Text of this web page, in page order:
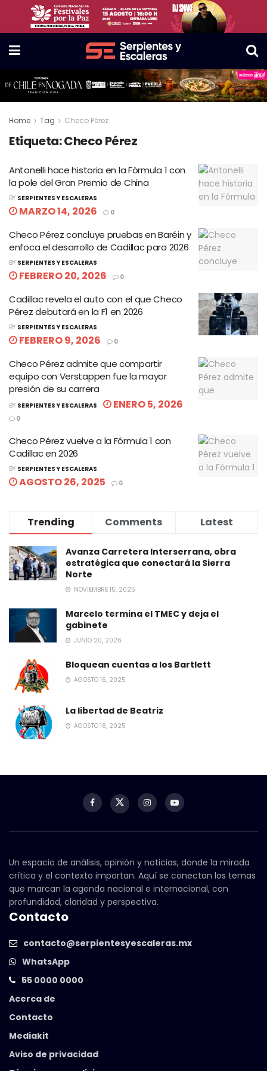
Home Tag Checo Pérez
Etiqueta:Checo Pérez
Antonelli hace historia en la Fórmula 1 con
la pole del Gran Premio de China
BY SERPIENTES Y ESCALERAS
MARZO 14, 2026 0
Checo Pérez concluye pruebas en Baréin y
enfoca el desarrollo de Cadillac para 2026
BY SERPIENTES Y ESCALERAS
FEBRERO 20, 2026 0
Cadillac revela el auto con el que Checo
Pérez debutará en la F1 en 2026
BY SERPIENTES Y ESCALERAS
FEBRERO 9, 2026 0
Checo Pérez admite que compartir
equipo con Verstappen fue la mayor
presión de su carrera
BY SERPIENTES Y ESCALERAS ENERO 5, 2026
0
Checo Pérez vuelve a la Fórmula 1 con
Cadillac en 2026
BY SERPIENTES Y ESCALERAS
AGOSTO 26, 2025 0
Trending Comments Latest
Avanza Carretera Interserrana, obra
estratégica que conectará la Sierra
Norte
NOVIEMBRE 15, 2025
Marcelo termina el TMEC y deja el
gabinete
JUNIO 20, 2026
Bloquean cuentas a los Bartlett
AGOSTO 16, 2025
La libertad de Beatriz
AGOSTO 18, 2025
Un espacio de análisis, opinión y noticias, donde la mirada
crítica y el contexto importan. Aquí se conectan los temas
que marcan la agenda nacional e internacional, con
profundidad, claridad y perspectiva.
Contacto
contacto@serpientesyescaleras.mx
WhatsApp
55 0000 0000
Acerca de
Contacto
Mediakit
Aviso de privacidad